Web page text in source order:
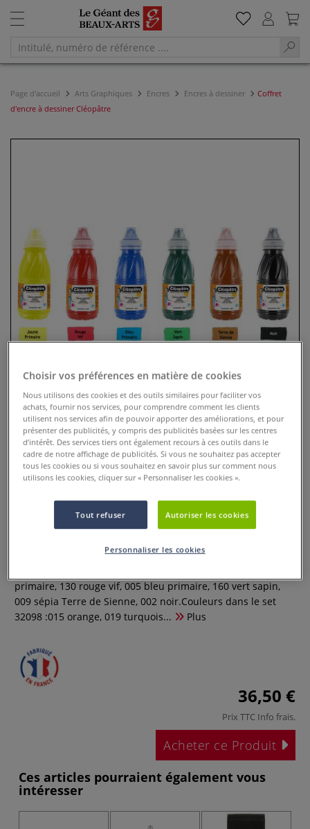
Page d'accueil Arts Graphiques Encres Encres à dessiner
Coffret
d'encre à dessiner Cléopâtre
Coffret d'encre à dessiner
Cléopâtre
0 Commentaires
Ce Coffret d'encre à dessiner Cléopâtre est idéal pour
primaire, 130 rouge vif, 005 bleu primaire, 160 vert sapin,
009 sépia Terre de Sienne, 002 noir.Couleurs dans le set
32098 :015 orange, 019 turquois...
Plus
36,50 €
Prix TTC Info frais.
Acheter ce Produit
Ces articles pourraient également vous
intéresser
Choisir vos préférences en matière de cookies
Nous utilisons des cookies et des outils similaires pour faciliter vos
achats, fournir nos services, pour comprendre comment les clients
utilisent nos services afin de pouvoir apporter des améliorations, et pour
présenter des publicités, y compris des publicités basées sur les centres
d’intérêt. Des services tiers ont également recours à ces outils dans le
cadre de notre affichage de publicités. Si vous ne souhaitez pas accepter
tous les cookies ou si vous souhaitez en savoir plus sur comment nous
utilisons les cookies, cliquer sur « Personnaliser les cookies ».
Tout refuser Autoriser les cookies
Personnaliser les cookies